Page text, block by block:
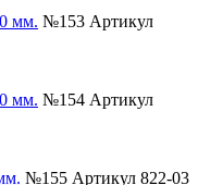
№153 Артикул
№154 Артикул
№155 Артикул 822-03